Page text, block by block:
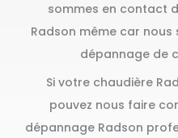
sommes en contact
Radson même car
dépannage de
Si votre chaudière
pouvez nous faire
dépannage Radson